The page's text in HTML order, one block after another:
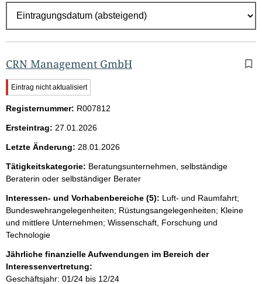
g
e
b
n
i
s
s
e
p
r
o
S
e
i
t
e
CRN Management GmbH
W
i
c
t
g
r
H
n
w
e
i
:
Eintrag nicht aktualisiert
Registernummer: R007812
Ersteintrag: 27.01.2026
Letzte Änderung: 28.01.2026
Tätigkeitskategorie: Beratungsunternehmen, selbständige
Beraterin oder selbständiger Berater
Interessen- und Vorhabenbereiche (5): Luft- und Raumfahrt;
Bundeswehrangelegenheiten; Rüstungsangelegenheiten; Kleine
und mittlere Unternehmen; Wissenschaft, Forschung und
Technologie
Jährliche finanzielle Aufwendungen im Bereich der
Interessenvertretung:
Geschäftsjahr: 01/24 bis 12/24